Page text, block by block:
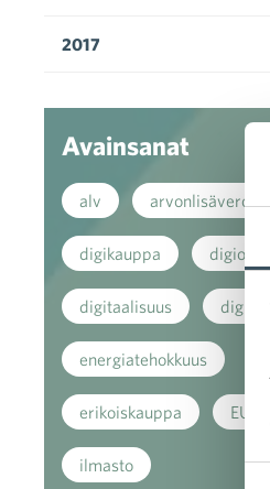
2017
Avainsanat
alv arvonlisävero
digikauppa
digitaalisuus
energiatehokkuus
erikoiskauppa EU
ilmasto